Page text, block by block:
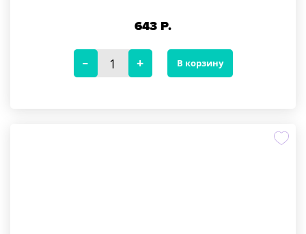
643 Р.
В корзину